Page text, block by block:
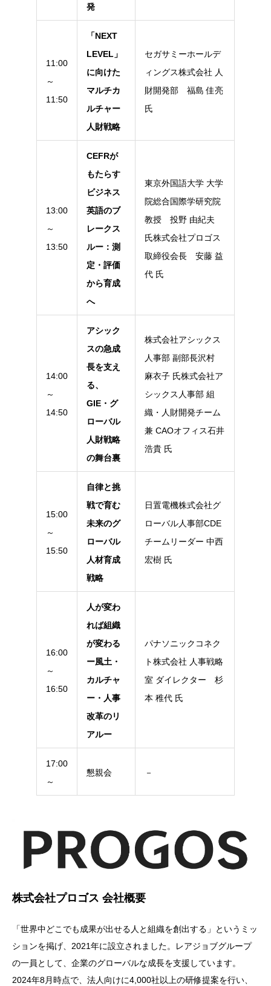
発
11:00
～
11:50
「NEXT
LEVEL」
に向けた
マルチカ
ルチャー
人財戦略
セガサミーホールデ
ィングス株式会社 人
財開発部 福島 佳亮
氏
13:00
～
13:50
CEFRが
もたらす
ビジネス
英語のブ
レークス
ルー：測
定・評価
から育成
へ
東京外国語大学 大学
院総合国際学研究院
教授 投野 由紀夫
氏株式会社プロゴス
取締役会長 安藤 益
代 氏
14:00
～
14:50
アシック
スの急成
長を支え
る、
GIE・グ
ローバル
人財戦略
の舞台裏
株式会社アシックス
人事部 副部長沢村
麻衣子 氏株式会社ア
シックス人事部 組
織・人財開発チーム
兼 CAOオフィス石井
浩貴 氏
15:00
～
15:50
自律と挑
戦で育む
未来のグ
ローバル
人材育成
戦略
日置電機株式会社グ
ローバル人事部CDE
チームリーダー 中西
宏樹 氏
16:00
～
16:50
人が変わ
れば組織
が変わる
ー風土・
カルチャ
ー・人事
改革のリ
アルー
パナソニックコネク
ト株式会社 人事戦略
室 ダイレクター 杉
本 稚代 氏
17:00
～
懇親会 －
株式会社プロゴス 会社概要
「世界中どこでも成果が出せる人と組織を創出する」というミッ
ションを掲げ、2021年に設立されました。レアジョブグループ
の一員として、企業のグローバルな成長を支援しています。
2024年8月時点で、法人向けに4,000社以上の研修提案を行い、